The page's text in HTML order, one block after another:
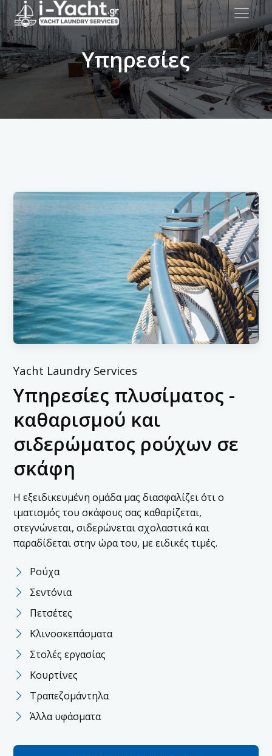
Υπηρεσίες
Yacht Laundry Services
Υπηρεσίες πλυσίματος -
καθαρισμού και
σιδερώματος ρούχων σε
σκάφη
Η εξειδικευμένη ομάδα μας διασφαλίζει ότι ο
ιματισμός του σκάφους σας καθαρίζεται,
στεγνώνεται, σιδερώνεται σχολαστικά και
παραδίδεται στην ώρα του, με ειδικές τιμές.
Ρούχα
Σεντόνια
Πετσέτες
Κλινοσκεπάσματα
Στολές εργασίας
Κουρτίνες
Τραπεζομάντηλα
Άλλα υφάσματα